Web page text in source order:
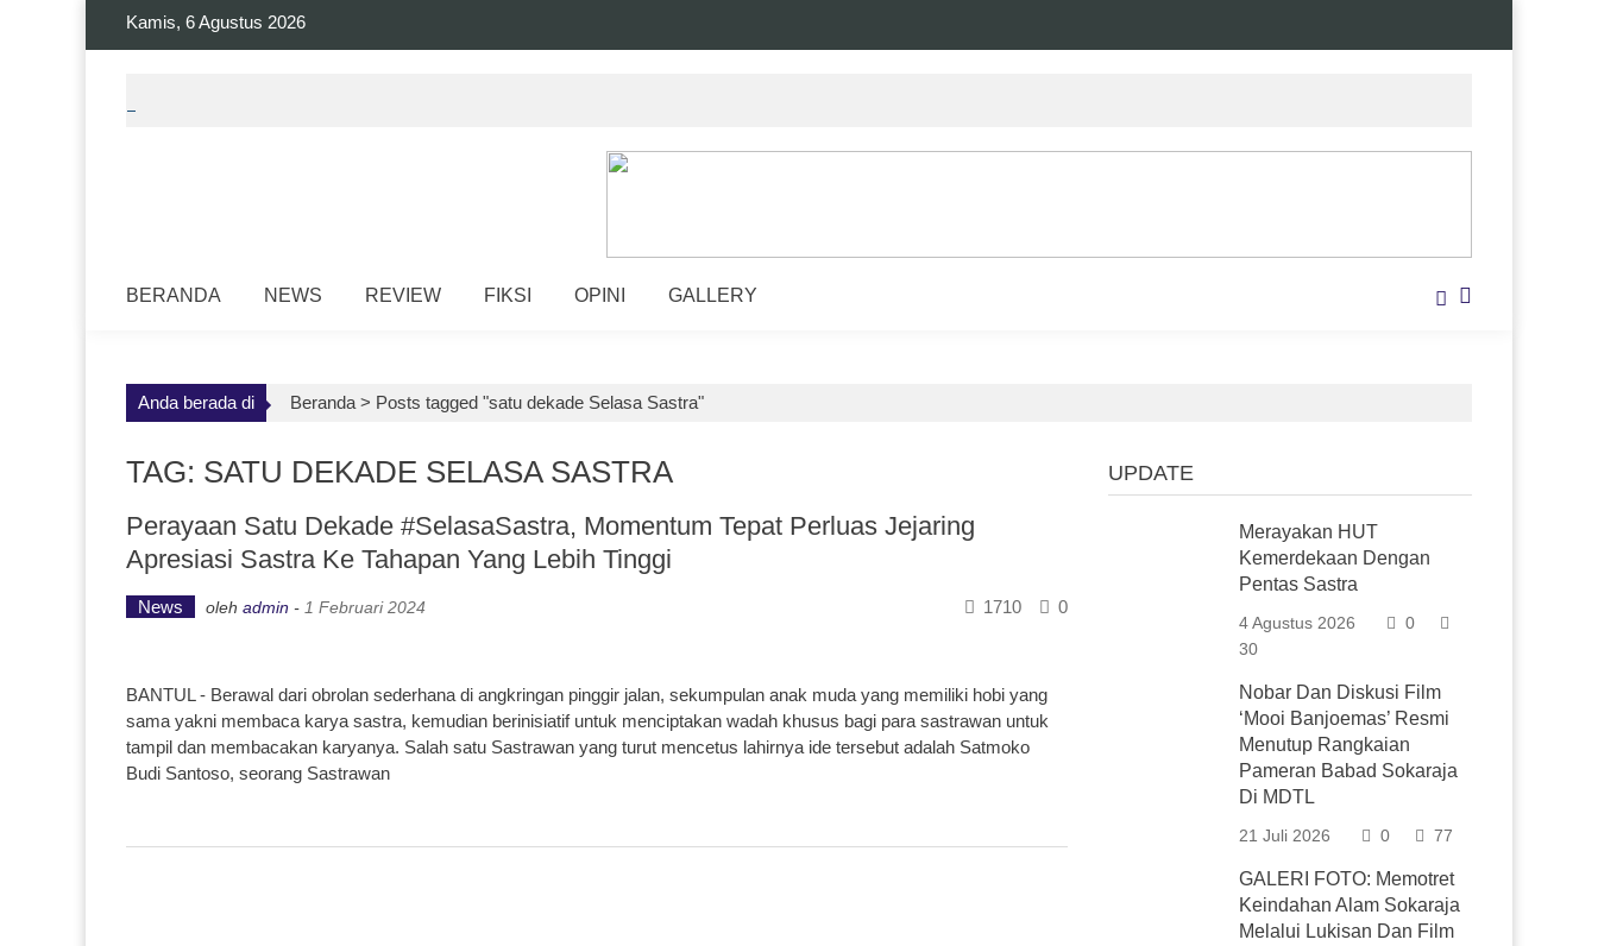
Kamis, 6 Agustus 2026
BERANDA NEWS REVIEW FIKSI OPINI GALLERY
Anda berada di Beranda > Posts tagged "satu dekade Selasa Sastra"
TAG: SATU DEKADE SELASA SASTRA
Perayaan Satu Dekade #SelasaSastra, Momentum Tepat Perluas Jejaring
Apresiasi Sastra Ke Tahapan Yang Lebih Tinggi
News oleh admin - 1 Februari 2024 0
1710
BANTUL - Berawal dari obrolan sederhana di angkringan pinggir jalan, sekumpulan anak muda yang memiliki hobi yang
sama yakni membaca karya sastra, kemudian berinisiatif untuk menciptakan wadah khusus bagi para sastrawan untuk
tampil dan membacakan karyanya. Salah satu Sastrawan yang turut mencetus lahirnya ide tersebut adalah Satmoko
Budi Santoso, seorang Sastrawan
UPDATE
Merayakan HUT
Kemerdekaan Dengan
Pentas Sastra
4 Agustus 2026
0
30
Nobar Dan Diskusi Film
‘Mooi Banjoemas’ Resmi
Menutup Rangkaian
Pameran Babad Sokaraja
Di MDTL
21 Juli 2026 0 77
GALERI FOTO: Memotret
Keindahan Alam Sokaraja
Melalui Lukisan Dan Film